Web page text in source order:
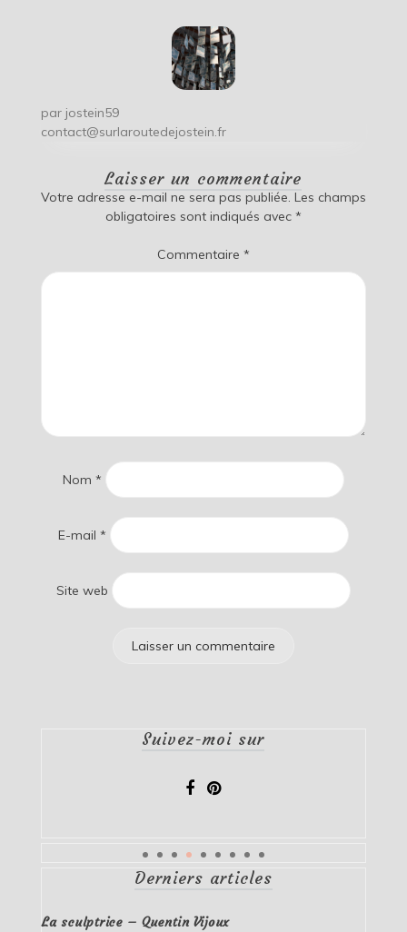
par jostein59
contact@surlaroutedejostein.fr
Laisser un commentaire
Votre adresse e-mail ne sera pas publiée. Les champs
obligatoires sont indiqués avec *
Commentaire *
Nom *
E-mail *
Site web
Suivez-moi sur
Derniers articles
La sculptrice – Quentin Vijoux